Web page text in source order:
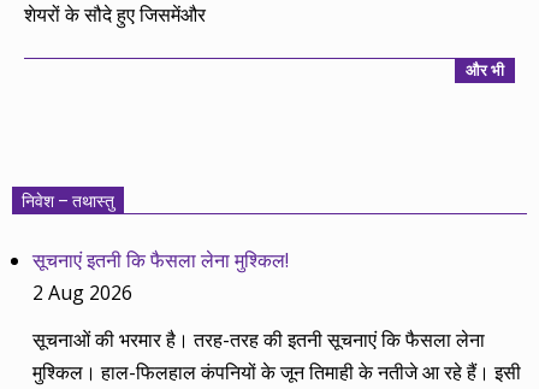
शेयरों के सौदे हुए जिसमेंऔर
और भी
निवेश – तथास्तु
सूचनाएं इतनी कि फैसला लेना मुश्किल!
2 Aug 2026
सूचनाओं की भरमार है। तरह-तरह की इतनी सूचनाएं कि फैसला लेना
मुश्किल। हाल-फिलहाल कंपनियों के जून तिमाही के नतीजे आ रहे हैं। इसी